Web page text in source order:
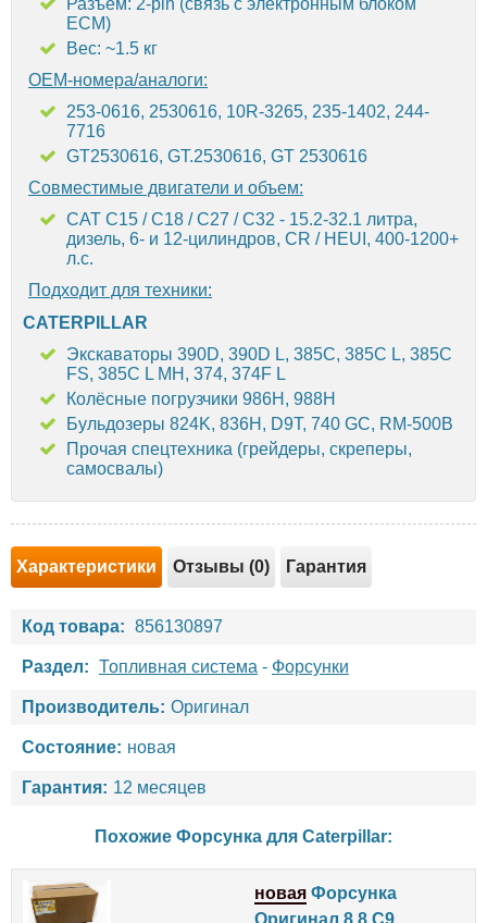
ECM)
Вес: ~1.5 кг
OEM-номера/аналоги:
253-0616, 2530616, 10R-3265, 235-1402, 244-
7716
GT2530616, GT.2530616, GT 2530616
Совместимые двигатели и объем:
CAT C15 / C18 / C27 / C32 - 15.2-32.1 литра,
дизель, 6- и 12-цилиндров, CR / HEUI, 400-1200+
л.с.
Подходит для техники:
CATERPILLAR
Экскаваторы️ 390D, 390D L, 385C, 385C L, 385C
FS, 385C L MH, 374, 374F L
Колёсные погрузчики️ 986H, 988H
Бульдозеры 824K, 836H, D9T, 740 GC, RM-500B
Прочая спецтехника (грейдеры, скреперы,
самосвалы)
Характеристики Отзывы (0) Гарантия
Код товара: 856130897
Раздел: Топливная система - Форсунки
Производитель: Оригинал
Состояние: новая
Гарантия: 12 месяцев
Похожие Форсунка для Caterpillar:
новая Форсунка
Оригинал 8.8 C9